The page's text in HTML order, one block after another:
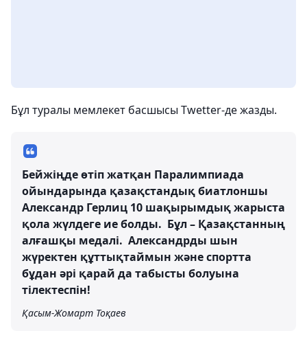
Бұл туралы мемлекет басшысы Twetter-де жазды.
Бейжіңде өтіп жатқан Паралимпиада
ойындарында қазақстандық биатлоншы
Александр Герлиц 10 шақырымдық жарыста
қола жүлдеге ие болды. Бұл – Қазақстанның
алғашқы медалі. Александрды шын
жүректен құттықтаймын және спортта
бұдан әрі қарай да табысты болуына
тілектеспін!
Қасым-Жомарт Тоқаев